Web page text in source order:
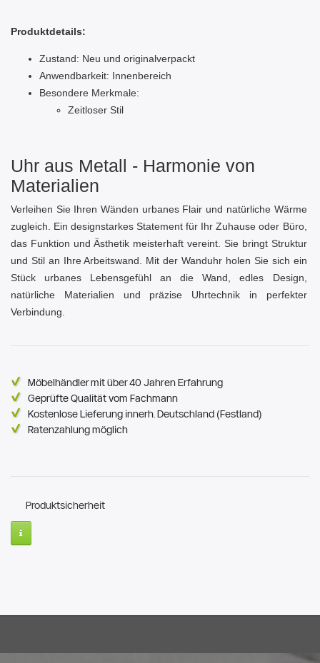
Produktdetails:
Zustand: Neu und originalverpackt
Anwendbarkeit: Innenbereich
Besondere Merkmale:
Zeitloser Stil
Uhr aus Metall - Harmonie von
Materialien
Verleihen Sie Ihren Wänden urbanes Flair und natürliche Wärme
zugleich. Ein designstarkes Statement für Ihr Zuhause oder Büro,
das Funktion und Ästhetik meisterhaft vereint. Sie bringt Struktur
und Stil an Ihre Arbeitswand. Mit der Wanduhr holen Sie sich ein
Stück urbanes Lebensgefühl an die Wand, edles Design,
natürliche Materialien und präzise Uhrtechnik in perfekter
Verbindung.
Möbelhändler mit über 40 Jahren Erfahrung
Geprüfte Qualität vom Fachmann
Kostenlose Lieferung innerh. Deutschland (Festland)
Ratenzahlung möglich
Produktsicherheit